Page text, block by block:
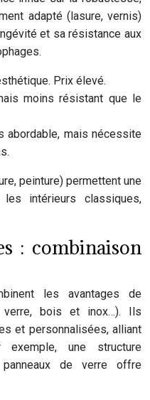
adapté (lasure, vernis)
et sa résistance aux
Prix élevé.
moins résistant que le
abordable, mais nécessite
peinture) permettent une
les intérieurs classiques,
: combinaison
les avantages de
verre, bois et inox…). Ils
et personnalisées, alliant
une structure
de verre offre